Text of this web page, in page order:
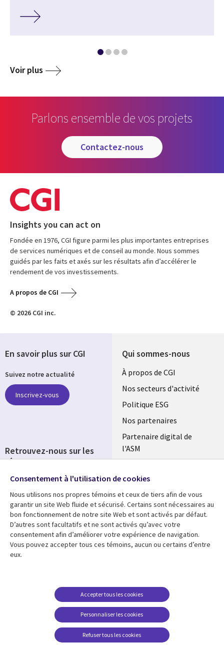
Voir plus
Parlons ensemble de vos projets
contactez-nous
Insights you can act on
Fondée en 1976, CGI figure parmi les plus importantes entreprises
de services numériques et de conseil au monde. Nous sommes
guidés par les faits et axés sur les résultats afin d’accélérer le
rendement de vos investissements.
A propos de CGI
© 2026 CGI inc.
Qui sommes-nous
Useful
links
FRANCE
À propos de CGI
Nos secteurs d'activité
Politique ESG
Nos partenaires
Partenaire digital de
l'ASM
Fusions
Ressources
Library
Links
Articles
Blog
Support
Legal
Accessibilité
conditions juridiques
FAQ Carrières
Centre de gestion des
témoins
En savoir plus sur CGI
Suivez notre actualité
Inscrivez-vous
Retrouvez-nous sur les
réseaux
Social
Media
FRANCE
Consentement à l'utilisation de cookies
Nous utilisons nos propres témoins et ceux de tiers afin de vous
garantir un site Web fluide et sécurisé. Certains sont nécessaires au
bon fonctionnement de notre site Web et sont activés par défaut.
D’autres sont facultatifs et ne sont activés qu’avec votre
consentement afin d’améliorer votre expérience de navigation.
Vous pouvez accepter tous ces témoins, aucun ou certains d’entre
eux.
Personnaliser les cookies
Accepter tous les cookies
Refuser tous les cookies